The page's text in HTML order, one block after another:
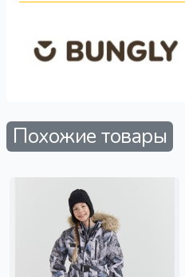
Похожие товары